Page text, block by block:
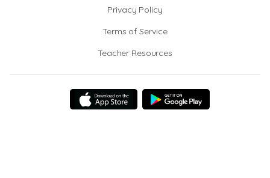
Privacy Policy
Terms of Service
Teacher Resources